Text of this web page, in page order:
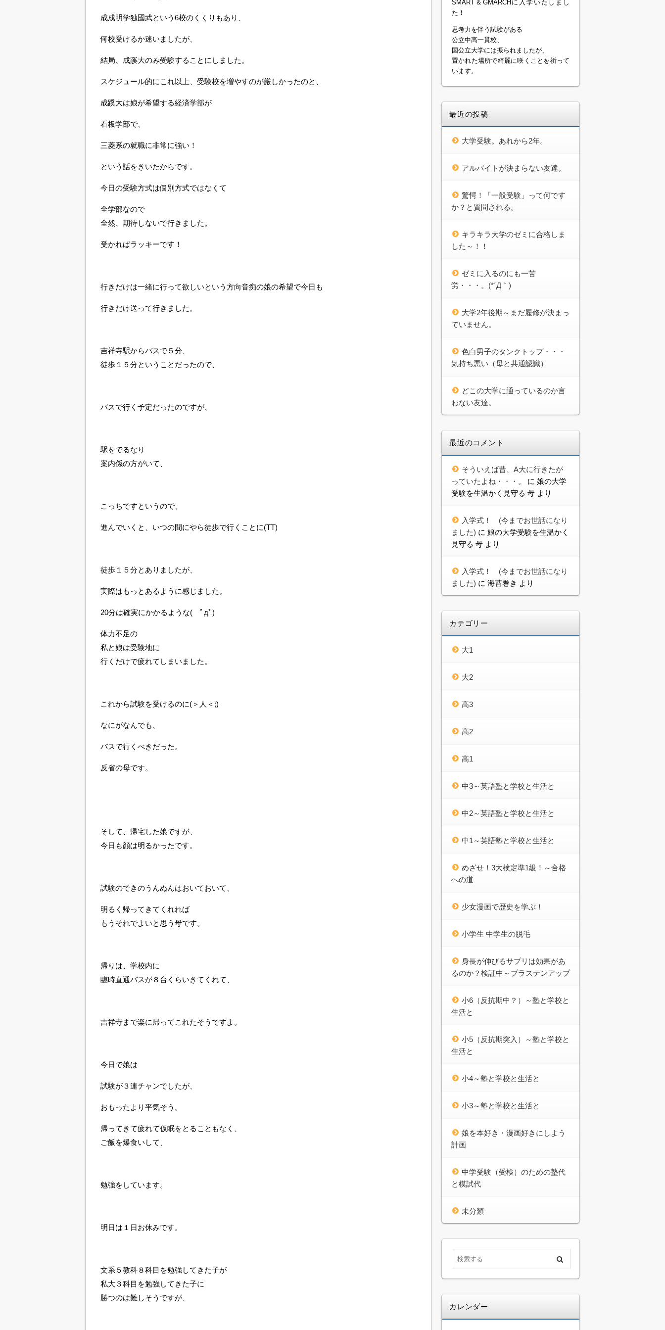
成成明学独國武という6校のくくりもあり、
何校受けるか迷いましたが、
結局、成蹊大のみ受験することにしました。
スケジュール的にこれ以上、受験校を増やすのが厳しかったのと、
成蹊大は娘が希望する経済学部が
看板学部で、
三菱系の就職に非常に強い！
という話をきいたからです。
今日の受験方式は個別方式ではなくて
全学部なので
全然、期待しないで行きました。
受かればラッキーです！
行きだけは一緒に行って欲しいという方向音痴の娘の希望で今日も
行きだけ送って行きました。
吉祥寺駅からバスで５分、
徒歩１５分ということだったので、
バスで行く予定だったのですが、
駅をでるなり
案内係の方がいて、
こっちですというので、
進んでいくと、いつの間にやら徒歩で行くことに(TT)
徒歩１５分とありましたが、
実際はもっとあるように感じました。
20分は確実にかかるような( ﾟдﾟ)
体力不足の
私と娘は受験地に
行くだけで疲れてしまいました。
これから試験を受けるのに(＞人＜;)
なにがなんでも、
バスで行くべきだった。
反省の母です。
そして、帰宅した娘ですが、
今日も顔は明るかったです。
試験のできのうんぬんはおいておいて、
明るく帰ってきてくれれば
もうそれでよいと思う母です。
帰りは、学校内に
臨時直通バスが８台くらいきてくれて、
吉祥寺まで楽に帰ってこれたそうですよ。
今日で娘は
試験が３連チャンでしたが、
おもったより平気そう。
帰ってきて疲れて仮眠をとることもなく、
ご飯を爆食いして、
勉強をしています。
明日は１日お休みです。
文系５教科８科目を勉強してきた子が
私大３科目を勉強してきた子に
勝つのは難しそうですが、
SMART＆GMARCHに入学いたしまし
た！
思考力を伴う試験がある
公立中高一貫校、
国公立大学には振られましたが、
置かれた場所で綺麗に咲くことを祈って
います。
最近の投稿
大学受験。あれから2年。
アルバイトが決まらない友達。
驚愕！「一般受験」って何です
か？と質問される。
キラキラ大学のゼミに合格しま
した～！！
ゼミに入るのにも一苦
労・・・。(*´Д｀)
大学2年後期～まだ履修が決まっ
ていません。
色白男子のタンクトップ・・・
気持ち悪い（母と共通認識）
どこの大学に通っているのか言
わない友達。
最近のコメント
そういえば昔、A大に行きたが
っていたよね・・・。
に 娘の大学
受験を生温かく見守る 母 より
入学式！ (今までお世話になり
ました) に 娘の大学受験を生温かく
見守る 母 より
入学式！ (今までお世話になり
ました) に 海苔巻き より
カテゴリー
大1
大2
高3
高2
高1
中3～英語塾と学校と生活と
中2～英語塾と学校と生活と
中1～英語塾と学校と生活と
めざせ！3大検定準1級！～合格
への道
少女漫画で歴史を学ぶ！
小学生 中学生の脱毛
身長が伸びるサプリは効果があ
るのか？検証中～プラステンアップ
小6（反抗期中？）～塾と学校と
生活と
小5（反抗期突入）～塾と学校と
生活と
小4～塾と学校と生活と
小3～塾と学校と生活と
娘を本好き・漫画好きにしよう
計画
中学受験（受検）のための塾代
と模試代
未分類
カレンダー